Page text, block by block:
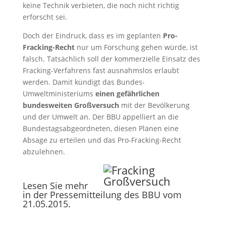
keine Technik verbieten, die noch nicht richtig
erforscht sei.
Doch der Eindruck, dass es im geplanten Pro-
Fracking-Rechtnur um Forschung gehen würde, ist
falsch. Tatsächlich soll der kommerzielle Einsatz des
Fracking-Verfahrens fast ausnahmslos erlaubt
werden. Damit kündigt das Bundes-
Umweltministeriums einen gefährlichen
bundesweiten Großversuchmit der Bevölkerung
und der Umwelt an. Der BBU appelliert an die
Bundestagsabgeordneten, diesen Plänen eine
Absage zu erteilen und das Pro-Fracking-Recht
abzulehnen.
Lesen Sie mehr
in der Pressemitteilung des BBU vom
21.05.2015.